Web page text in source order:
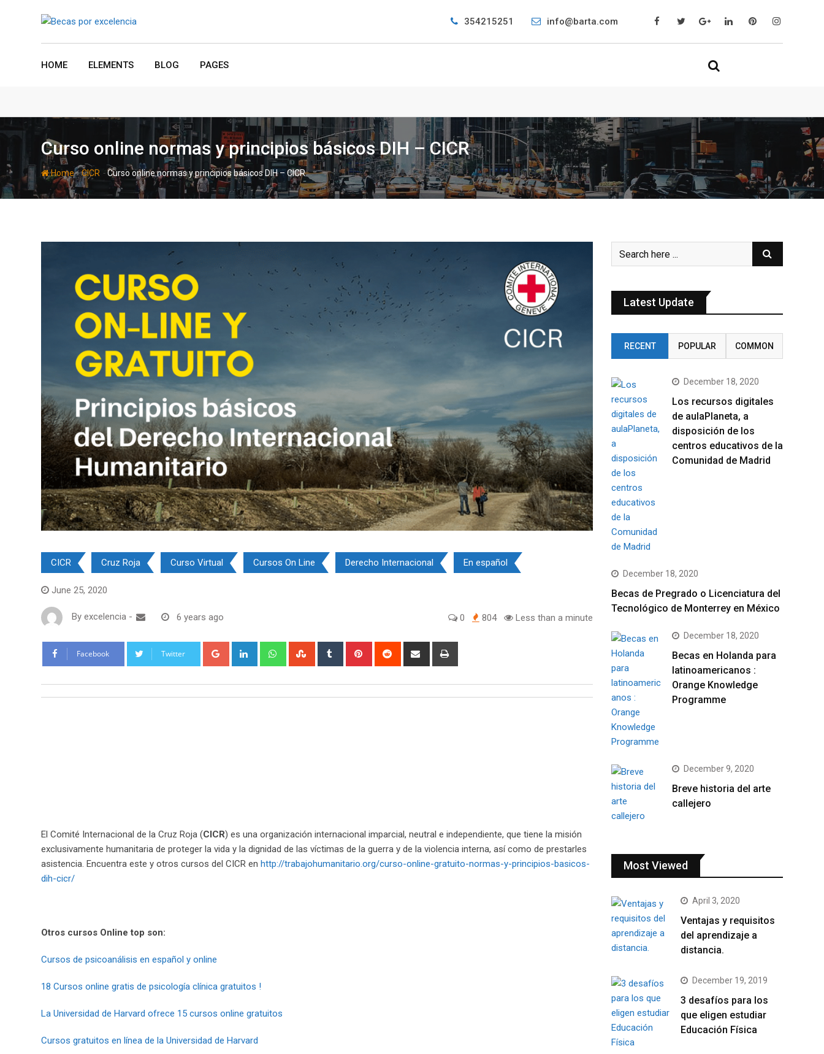
354215251 info@barta.com
HOME ELEMENTS BLOG PAGES
Curso online normas y principios básicos DIH – CICR
Home-CICR -Curso online normas y principios básicos DIH – CICR
CICR Cruz Roja Curso Virtual Cursos On Line Derecho Internacional En español
June 25, 2020
By excelencia - 6 years ago 0 804 Less than a minute
Facebook Twitter Google+ LinkedIn WhatsappStumbleUpon
Tumblr Pinterest Reddit
Share
El Comité Internacional de la Cruz Roja (CICR) es una organización internacional imparcial, neutral e independiente, que tiene la misión
exclusivamente humanitaria de proteger la vida y la dignidad de las víctimas de la guerra y de la violencia interna, así como de prestarles
asistencia. Encuentra este y otros cursos del CICR en http://trabajohumanitario.org/curso-online-gratuito-normas-y-principios-basicos-
dih-cicr/
Otros cursos Online top son:
Cursos de psicoanálisis en español y online
18 Cursos online gratis de psicología clínica gratuitos !
La Universidad de Harvard ofrece 15 cursos online gratuitos
Cursos gratuitos en línea de la Universidad de Harvard
Latest Update
RECENT POPULAR COMMON
December 18, 2020
Los recursos digitales
de aulaPlaneta, a
disposición de los
centros educativos de la
Comunidad de Madrid
December 18, 2020
Becas de Pregrado o Licenciatura del
Tecnológico de Monterrey en México
December 18, 2020
Becas en Holanda para
latinoamericanos :
Orange Knowledge
Programme
December 9, 2020
Breve historia del arte
callejero
Most Viewed
April 3, 2020
Ventajas y requisitos
del aprendizaje a
distancia.
December 19, 2019
3 desafíos para los
que eligen estudiar
Educación Física